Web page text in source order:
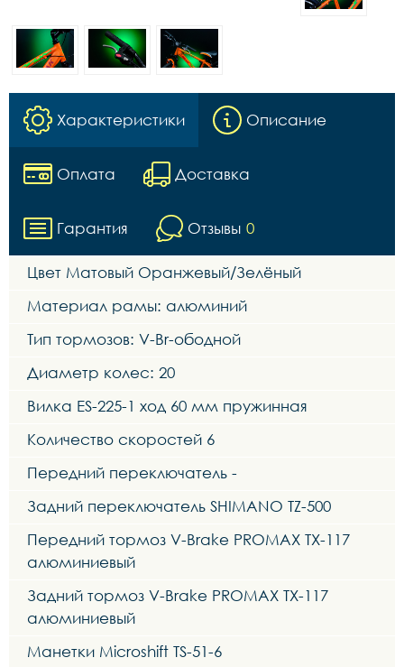
Характеристики Описание
Оплата Доставка
Гарантия Отзывы 0
Цвет Матовый Оранжевый/Зелёный
Материал рамы: алюминий
Тип тормозов: V-Br-ободной
Диаметр колес: 20
Вилка ES-225-1 ход 60 мм пружинная
Количество скоростей 6
Передний переключатель -
Задний переключатель SHIMANO TZ-500
Передний тормоз V-Brake PROMAX TX-117
алюминиевый
Задний тормоз V-Brake PROMAX TX-117
алюминиевый
Манетки Microshift TS-51-6